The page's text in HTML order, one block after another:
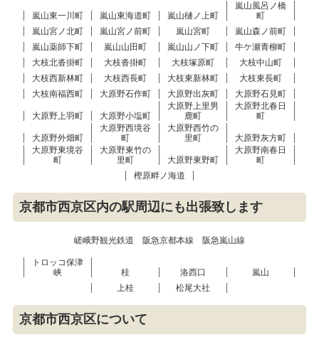
嵐山東一川町 嵐山東海道町 嵐山樋ノ上町
嵐山風呂ノ橋
町
嵐山宮ノ北町
嵐山宮ノ前町 嵐山宮町
嵐山森ノ前町
嵐山薬師下町
嵐山山田町 嵐山山ノ下町
牛ケ瀬青柳町
大枝北沓掛町
大枝沓掛町 大枝塚原町
大枝中山町
大枝西新林町
大枝西長町 大枝東新林町
大枝東長町
大枝南福西町
大原野石作町 大原野出灰町 大原野石見町
大原野上羽町 大原野小塩町
大原野上里男
鹿町
大原野北春日
町
大原野外畑町
大原野西境谷
町
大原野西竹の
里町
大原野灰方町
大原野東境谷
町
大原野東竹の
里町
大原野東野町
大原野南春日
町
樫原畔ノ海道
京都市西京区内の駅周辺にも出張致します
嵯峨野観光鉄道 阪急京都本線 阪急嵐山線
トロッコ保津
峡
桂 洛西口
嵐山
上桂
松尾大社
京都市西京区について